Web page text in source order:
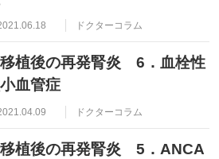
ドクターコラム
植後の再発腎炎 6．血栓性
血管症
ドクターコラム
植後の再発腎炎 5．ANCA